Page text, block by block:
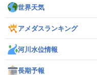
世界天気
アメダスランキング
河川水位情報
長期予報